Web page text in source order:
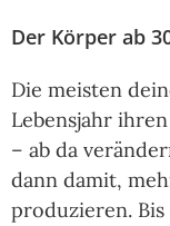
Der Körper ab
Die meisten
Lebensjahr
– ab da
dann damit,
produzieren.